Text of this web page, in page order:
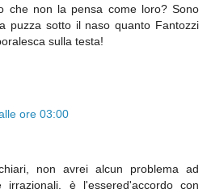
che non la pensa come loro? Sono
puzza sotto il naso quanto Fantozzi
sulla testa!
ore 03:00
non avrei alcun problema ad
irrazionali. è l'essered'accordo con